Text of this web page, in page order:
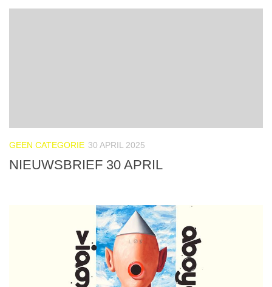
GEEN CATEGORIE 30 APRIL 2025
NIEUWSBRIEF 30 APRIL